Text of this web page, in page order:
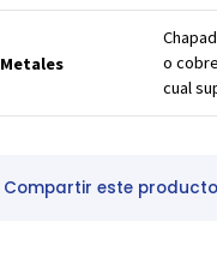
Metales
o
cual
Compartir este producto